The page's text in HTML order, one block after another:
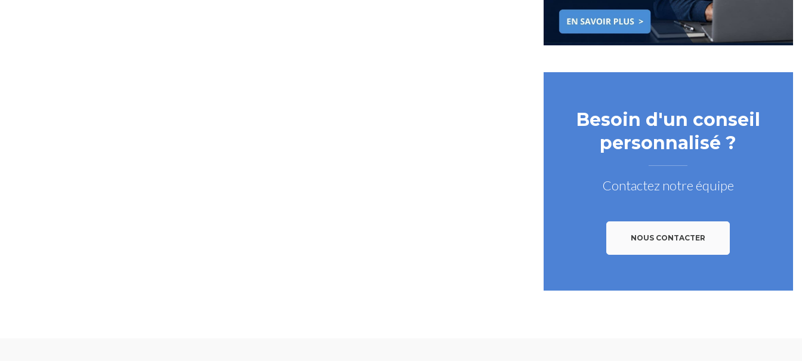
Besoin d'un conseil
personnalisé ?
Contactez notre équipe
NOUS CONTACTER